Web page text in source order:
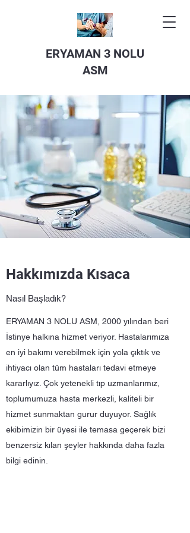
ERYAMAN 3 NOLU
ASM
Hakkımızda Kısaca
Nasıl Başladık?
ERYAMAN 3 NOLU ASM, 2000 yılından beri
İstinye halkına hizmet veriyor. Hastalarımıza
en iyi bakımı verebilmek için yola çıktık ve
ihtiyacı olan tüm hastaları tedavi etmeye
kararlıyız. Çok yetenekli tıp uzmanlarımız,
toplumumuza hasta merkezli, kaliteli bir
hizmet sunmaktan gurur duyuyor. Sağlık
ekibimizin bir üyesi ile temasa geçerek bizi
benzersiz kılan şeyler hakkında daha fazla
bilgi edinin.